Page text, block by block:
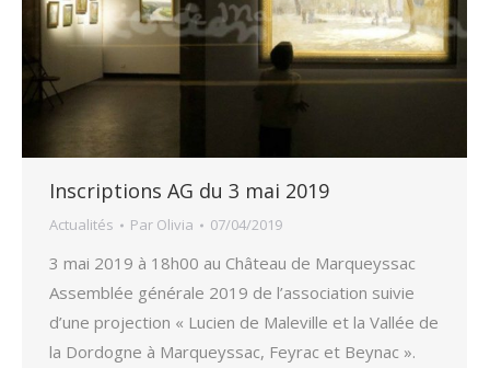
Inscriptions AG du 3 mai 2019
Actualités Par Olivia 07/04/2019
3 mai 2019 à 18h00 au Château de Marqueyssac
Assemblée générale 2019 de l’association suivie
d’une projection « Lucien de Maleville et la Vallée de
la Dordogne à Marqueyssac, Feyrac et Beynac ».